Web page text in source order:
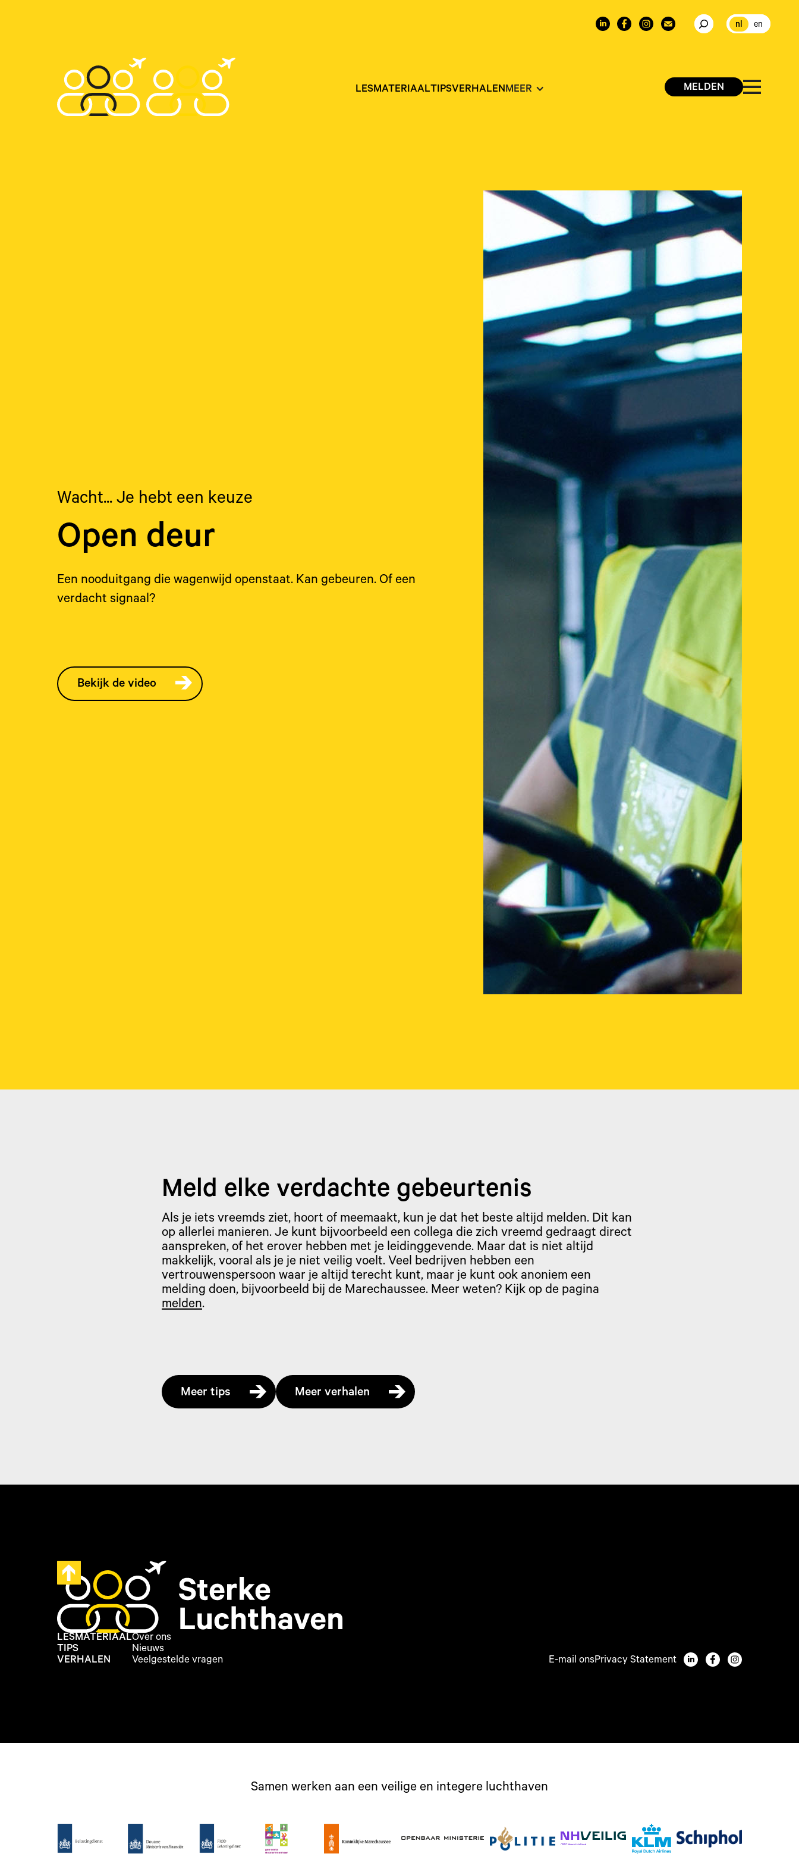
nl en
LESMATERIAAL TIPSVERHALENMEER MELDEN
Wacht... Je hebt een keuze
Open deur
Een nooduitgang die wagenwijd openstaat. Kan gebeuren. Of een
verdacht signaal?
Bekijk de video
Meld elke verdachte gebeurtenis
Als je iets vreemds ziet, hoort of meemaakt, kun je dat het beste altijd melden. Dit kan
op allerlei manieren. Je kunt bijvoorbeeld een collega die zich vreemd gedraagt direct
aanspreken, of het erover hebben met je leidinggevende. Maar dat is niet altijd
makkelijk, vooral als je je niet veilig voelt. Veel bedrijven hebben een
vertrouwenspersoon waar je altijd terecht kunt, maar je kunt ook anoniem een
melding doen, bijvoorbeeld bij de Marechaussee. Meer weten? Kijk op de pagina
melden.
Meer tips Meer verhalen
LESMATERIAAL
TIPS
VERHALEN
Over ons
Nieuws
Veelgestelde vragen
E-mail onsPrivacy Statement
Samen werken aan een veilige en integere luchthaven